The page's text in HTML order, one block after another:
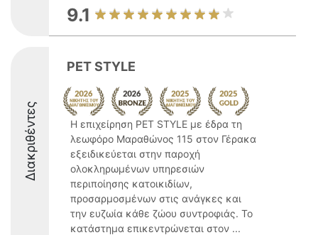
9.1
Διακριθέντες
PET STYLE
Η επιχείρηση PET STYLE με έδρα τη
λεωφόρο Μαραθώνος 115 στον Γέρακα
εξειδικεύεται στην παροχή
ολοκληρωμένων υπηρεσιών
περιποίησης κατοικιδίων,
προσαρμοσμένων στις ανάγκες και
την ευζωία κάθε ζώου συντροφιάς. Το
κατάστημα επικεντρώνεται στον ...